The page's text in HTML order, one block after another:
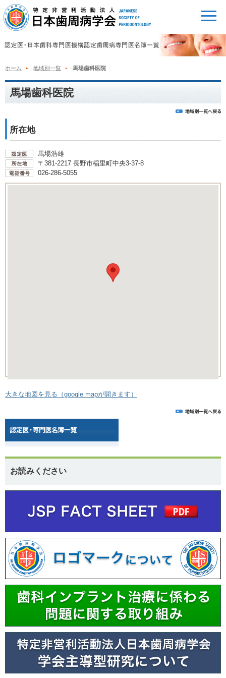
ホーム 地域別一覧 馬場歯科医院
馬場歯科医院
所在地
馬場浩雄
〒381-2217 長野市稲里町中央3-37-8
026-286-5055
大きな地図を見る（google mapが開きます）
お読みください